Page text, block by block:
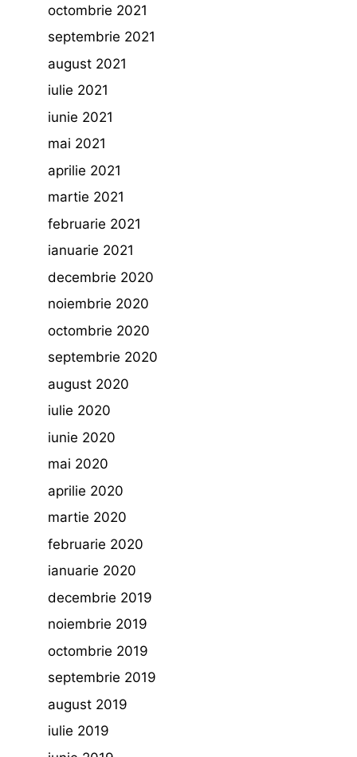
octombrie 2021
septembrie 2021
august 2021
iulie 2021
iunie 2021
mai 2021
aprilie 2021
martie 2021
februarie 2021
ianuarie 2021
decembrie 2020
noiembrie 2020
octombrie 2020
septembrie 2020
august 2020
iulie 2020
iunie 2020
mai 2020
aprilie 2020
martie 2020
februarie 2020
ianuarie 2020
decembrie 2019
noiembrie 2019
octombrie 2019
septembrie 2019
august 2019
iulie 2019